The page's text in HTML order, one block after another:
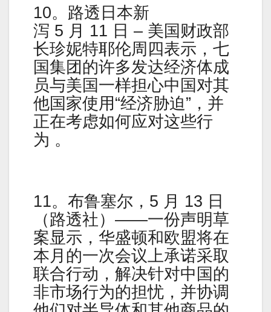
10。路透日本新
泻 5 月 11 日 – 美国财政部
长珍妮特耶伦周四表示，七
国集团的许多发达经济体成
员与美国一样担心中国对其
他国家使用“经济胁迫”，并
正在考虑如何应对这些行
为 。
11。布鲁塞尔，5 月 13 日
（路透社）——一份声明草
案显示，华盛顿和欧盟将在
本月的一次会议上承诺采取
联合行动，解决针对中国的
非市场行为的担忧，并协调